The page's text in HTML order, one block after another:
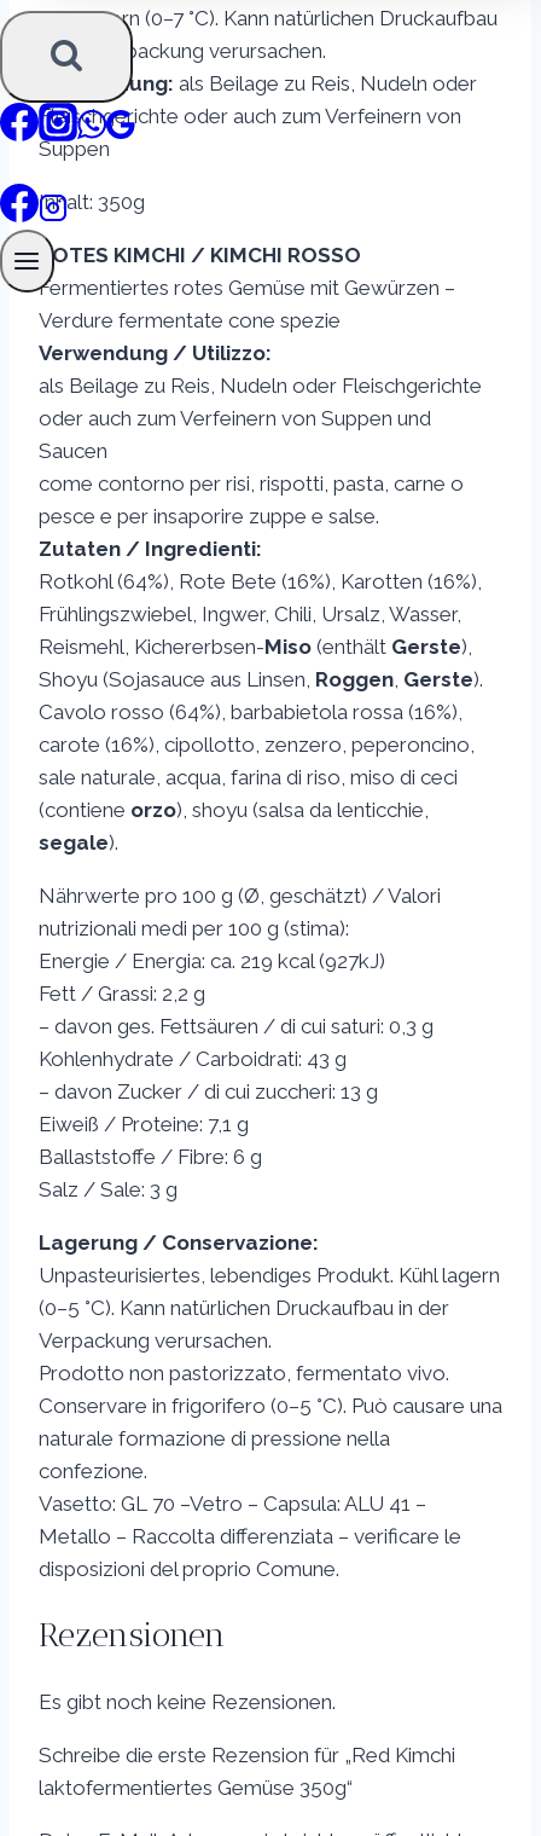
Kühl lagern (0–7 °C). Kann natürlichen Druckaufbau
in der Verpackung verursachen.
Verwendung: als Beilage zu Reis, Nudeln oder
Fleischgerichte oder auch zum Verfeinern von
Suppen
Inhalt: 350g
ROTES KIMCHI / KIMCHI ROSSO
Fermentiertes rotes Gemüse mit Gewürzen –
Verdure fermentate cone spezie
Verwendung / Utilizzo:
als Beilage zu Reis, Nudeln oder Fleischgerichte
oder auch zum Verfeinern von Suppen und
Saucen
come contorno per risi, rispotti, pasta, carne o
pesce e per insaporire zuppe e salse.
Zutaten / Ingredienti:
Rotkohl (64%), Rote Bete (16%), Karotten (16%),
Frühlingszwiebel, Ingwer, Chili, Ursalz, Wasser,
Reismehl, Kichererbsen-Miso (enthält Gerste),
Shoyu (Sojasauce aus Linsen, Roggen, Gerste).
Cavolo rosso (64%), barbabietola rossa (16%),
carote (16%), cipollotto, zenzero, peperoncino,
sale naturale, acqua, farina di riso, miso di ceci
(contiene orzo), shoyu (salsa da lenticchie,
segale).
Nährwerte pro 100 g (Ø, geschätzt) / Valori
nutrizionali medi per 100 g (stima):
Energie / Energia: ca. 219 kcal (927kJ)
Fett / Grassi: 2,2 g
– davon ges. Fettsäuren / di cui saturi: 0,3 g
Kohlenhydrate / Carboidrati: 43 g
– davon Zucker / di cui zuccheri: 13 g
Eiweiß / Proteine: 7,1 g
Ballaststoffe / Fibre: 6 g
Salz / Sale: 3 g
Lagerung / Conservazione:
Unpasteurisiertes, lebendiges Produkt. Kühl lagern
(0–5 °C). Kann natürlichen Druckaufbau in der
Verpackung verursachen.
Prodotto non pastorizzato, fermentato vivo.
Conservare in frigorifero (0–5 °C). Può causare una
naturale formazione di pressione nella
confezione.
Vasetto: GL 70 –Vetro – Capsula: ALU 41 –
Metallo – Raccolta differenziata – verificare le
disposizioni del proprio Comune.
Rezensionen
Es gibt noch keine Rezensionen.
Schreibe die erste Rezension für „Red Kimchi
laktofermentiertes Gemüse 350g“